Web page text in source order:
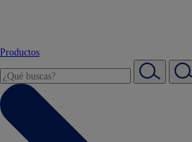
Productos